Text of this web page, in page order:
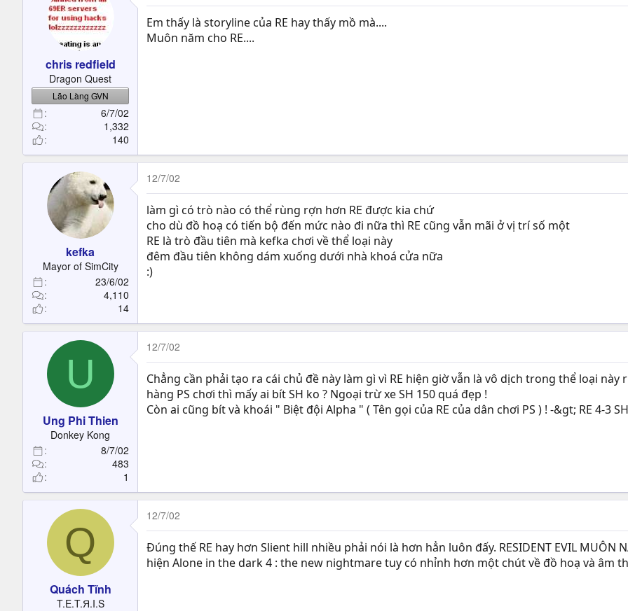
chris redfield
Dragon Quest
Lão Làng GVN
6/7/02
1,332
140
Em thấy là storyline của RE hay thấy mồ mà....
Muôn năm cho RE....
kefka
Mayor of SimCity
23/6/02
4,110
14
12/7/02
làm gì có trò nào có thể rùng rợn hơn RE được kia chứ
cho dù đồ hoạ có tiến bộ đến mức nào đi nữa thì RE cũng vẫn mãi ở vị trí số một
RE là trò đầu tiên mà kefka chơi về thể loại này
đêm đầu tiên không dám xuống dưới nhà khoá cửa nữa
:)
U
Ung Phi Thien
Donkey Kong
8/7/02
483
1
12/7/02
Chẳng cần phải tạo ra cái chủ đề này làm gì vì RE hiện giờ vẫn là vô dịch trong thể loại
hàng PS chơi thì mấy ai bít SH ko ? Ngoại trừ xe SH 150 quá đẹp !
Còn ai cũng bít và khoái " Biệt đội Alpha " ( Tên gọi của RE của dân chơi PS ) ! -&gt; RE 4-3
Q
Quách Tĩnh
T.E.T.Я.I.S
12/7/02
Đúng thế RE hay hơn Slient hill nhiều phải nói là hơn hẳn luôn đấy. RESIDENT EVIL MUÔN
hiện Alone in the dark 4 : the new nightmare tuy có nhỉnh hơn một chút về đồ hoạ và âm